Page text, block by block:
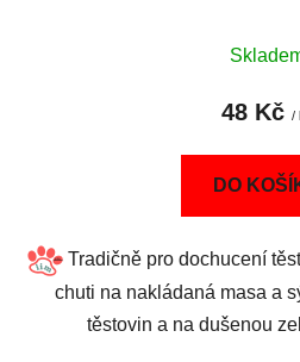
48 Kč /
DO
Tradičně pro dochucení
chuti na nakládaná masa a
těstovin a na dušenou